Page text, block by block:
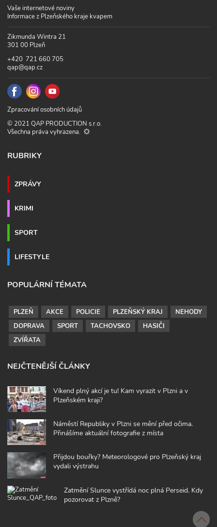
Vaše internetové noviny
Informace z Plzeňského kraje kvapem
Zikmunda Wintra 21
301 00 Plzeň
+420 721 660 705
qap@qap.cz
Zpracování osobních údajů
© 2021 QAP PRODUCTION s.r.o.
Všechna práva vyhrazena.
RUBRIKY
ZPRÁVY
KRIMI
SPORT
LIFESTYLE
POPULÁRNÍ TÉMATA
PLZEŇ AKCE POLICIE PLZEŇSKÝ KRAJ
NEHODY
DOPRAVA
SPORT TACHOVSKO
HASIČI
ZVÍŘATA
NEJČTENĚJŠÍ ČLÁNKY
Víkend plný akcí je tu! Kam vyrazit v Plzni a v
Plzeňském kraji?
Náměstí Republiky v Plzni se mění před očima.
Přinášíme aktuální fotografie z místa
Přijdou bouřky? Meteorologové pro Plzeňský kraj
vydali výstrahu
Zatmění Slunce vystřídá noc plná Perseid. Kdy
pozorovat z Plzně?